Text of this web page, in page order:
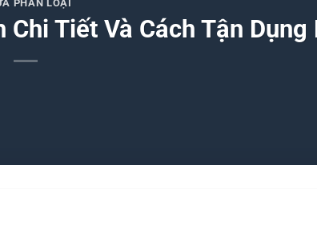
PHÂN LOẠI
Tiết Và Cách Tận Dụng